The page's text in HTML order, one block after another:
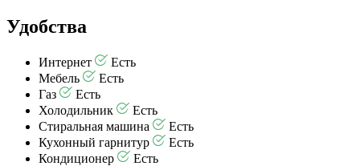
Удобства
Интернет
Есть
Мебель
Есть
Газ
Есть
Холодильник
Есть
Стиральная машина
Есть
Кухонный гарнитур
Есть
Кондиционер
Есть